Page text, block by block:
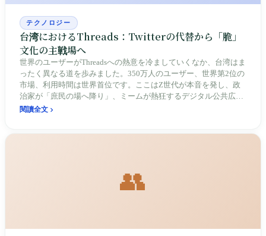
テクノロジー
台湾におけるThreads：Twitterの代替から「脆」
文化の主戦場へ
世界のユーザーがThreadsへの熱意を冷ましていくなか、台湾はま
ったく異なる道を歩みました。350万人のユーザー、世界第2位の
市場、利用時間は世界首位です。ここはZ世代が本音を発し、政
治家が「庶民の場へ降り」、ミームが熱狂するデジタル公共広場
となり、台湾のソーシャルメディア生態系を再定義しています。
閱讀全文
👥